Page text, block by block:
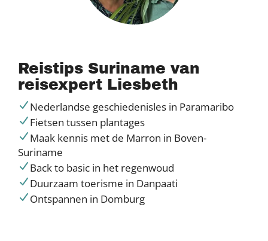
Reistips Suriname van
reisexpert Liesbeth
Nederlandse geschiedenisles in Paramaribo
Fietsen tussen plantages
Maak kennis met de Marron in Boven-
Suriname
Back to basic in het regenwoud
Duurzaam toerisme in Danpaati
Ontspannen in Domburg